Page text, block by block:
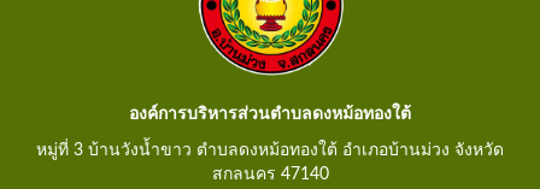
องค์การบริหารส่วนตำบลดงหม้อทองใต้
หมู่ที่ 3 บ้านวังน้ำขาว ตำบลดงหม้อทองใต้ อำเภอบ้านม่วง จังหวัด
สกลนคร 47140